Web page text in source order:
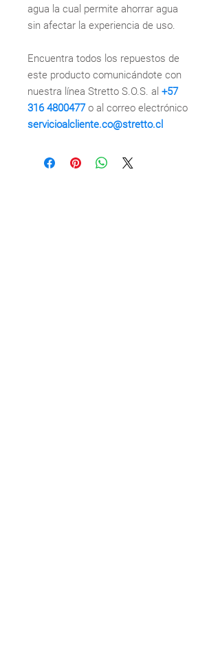
agua la cual permite ahorrar agua
sin afectar la experiencia de uso.
Encuentra todos los repuestos de
este producto comunicándote con
nuestra línea Stretto S.O.S. al +57
316 4800477o al correo electrónico
servicioalcliente.co@stretto.cl